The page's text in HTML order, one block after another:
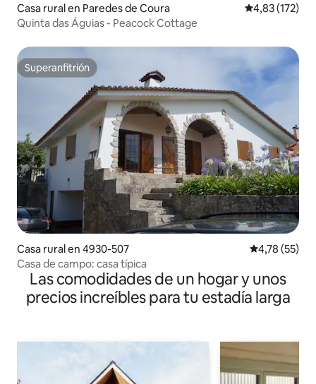
Casa rural en Paredes de Coura Calificación
4,83 (172)
Quinta das Águias - Peacock Cottage
Superanfitrión
Superanfitrión
Casa rural en 4930-507 Calificación
4,78 (55)
Casa de campo: casa típica
Las comodidades de un hogar y unos
precios increíbles para tu estadía larga